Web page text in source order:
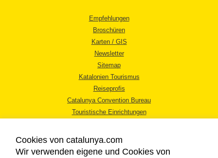
Empfehlungen
Broschüren
Karten / GIS
Newsletter
Sitemap
Katalonien Tourismus
Reiseprofis
Catalunya Convention Bureau
Touristische Einrichtungen
Cookies von catalunya.com
Wir verwenden eigene und Cookies von